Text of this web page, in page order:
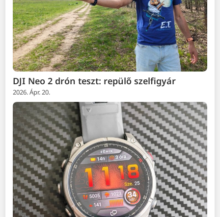
DJI Neo 2 drón teszt: repülő szelfigyár
2026. Ápr. 20.